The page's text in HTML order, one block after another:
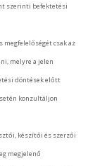
szerinti befektetési
csak az
melyre a jelen
döntések előtt
konzultáljon
készítői és szerzői
megjelenő